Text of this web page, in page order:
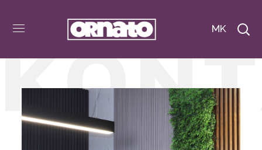
MK
KONT